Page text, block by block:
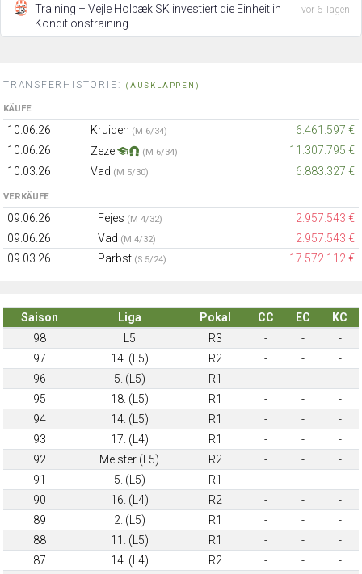
Training – Vejle Holbæk SK investiert die Einheit in
Konditionstraining.
vor 6 Tagen
TRANSFERHISTORIE: (AUSKLAPPEN)
KÄUFE
10.06.26 Kruiden (M 6/34)
6.461.597 €
10.06.26
Zeze (M 6/34)
11.307.795 €
10.03.26
Vad (M 5/30) 6.883.327 €
VERKÄUFE
09.06.26 Fejes (M 4/32)
2.957.543 €
09.06.26
Vad (M 4/32)
2.957.543 €
09.03.26
Parbst (S 5/24) 17.572.112 €
Saison Liga Pokal CC EC
KC
98
L5 R3 - -
-
97
14. (L5) R2 - -
-
96
5. (L5) R1 - -
-
95
18. (L5) R1 - -
-
94
14. (L5) R1 - -
-
93
17. (L4) R1 - -
-
92
Meister (L5) R2 - -
-
91
5. (L5) R1 - -
-
90
16. (L4) R2 - -
-
89
2. (L5) R1 - -
-
88
11. (L5) R1 - -
-
87
14. (L4) R2 - -
-